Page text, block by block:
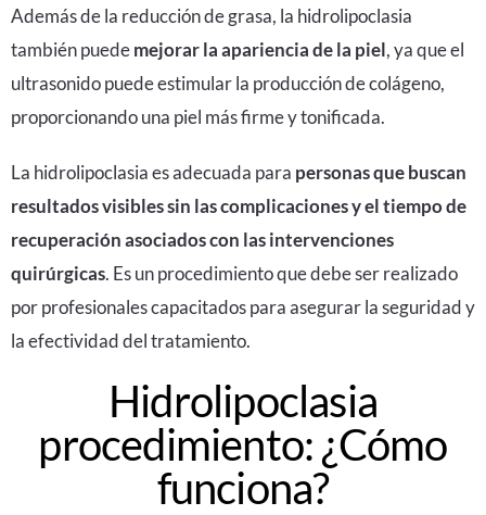
Además de la reducción de grasa, la hidrolipoclasia
también puedemejorar la apariencia de la piel, ya que el
ultrasonido puede estimular la producción de colágeno,
proporcionando una piel más firme y tonificada.
La hidrolipoclasia es adecuada para personas que buscan
resultados visibles sin las complicaciones y el tiempo de
recuperación asociados con las intervenciones
quirúrgicas. Es un procedimiento que debe ser realizado
por profesionales capacitados para asegurar la seguridad y
la efectividad del tratamiento.
Hidrolipoclasia
procedimiento: ¿Cómo
funciona?